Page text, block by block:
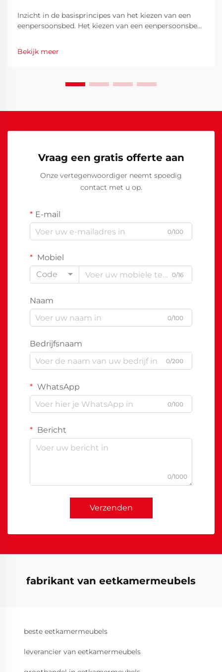
Inzicht in de basisprincipes van het kiezen van een
eenpersoonsbed. Het kiezen van een eenpersoonsbed
en welzijn. Of u nu een gastenkamer,
kinderslaapkamer of kleine woonruimte inricht, een
Bekijk meer
Vraag een gratis offerte aan
Onze vertegenwoordiger neemt spoedig
contact met u op.
E-mail
0/100
Mobiel
Code
0/16
Naam
0/100
Bedrijfsnaam
0/200
WhatsApp
0/100
Bericht
0/1000
Verzenden
fabrikant van eetkamermeubels
beste eetkamermeubels
leverancier van eetkamermeubels